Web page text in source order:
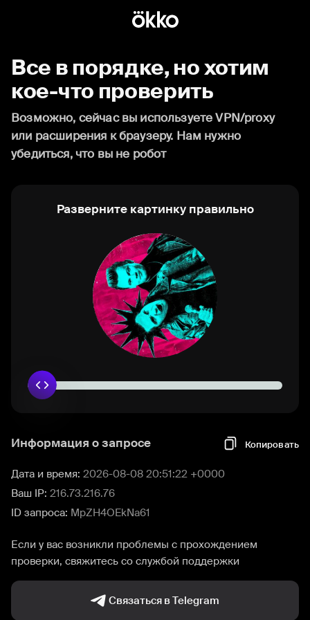
Все в порядке, но хотим
кое-что проверить
Возможно, сейчас вы используете VPN/proxy
или расширения к браузеру. Нам нужно
убедиться, что вы не робот
Разверните картинку правильно
Информация о запросе Копировать
Дата и время: 2026-08-08 20:51:22 +0000
Ваш IP: 216.73.216.76
ID запроса: MpZH4OEkNa61
Если у вас возникли проблемы с прохождением
проверки, свяжитесь со службой поддержки
Связаться в Telegram